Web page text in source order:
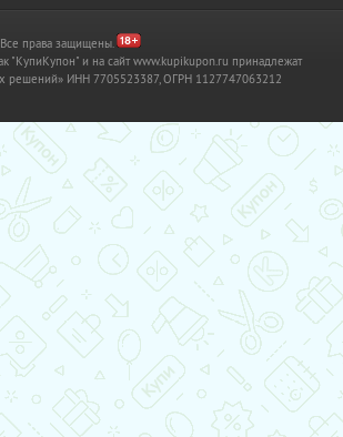
права защищены.
"КупиКупон" и на сайт www.kupikupon.ru принадлежат
решений» ИНН 7705523387, ОГРН 1127747063212